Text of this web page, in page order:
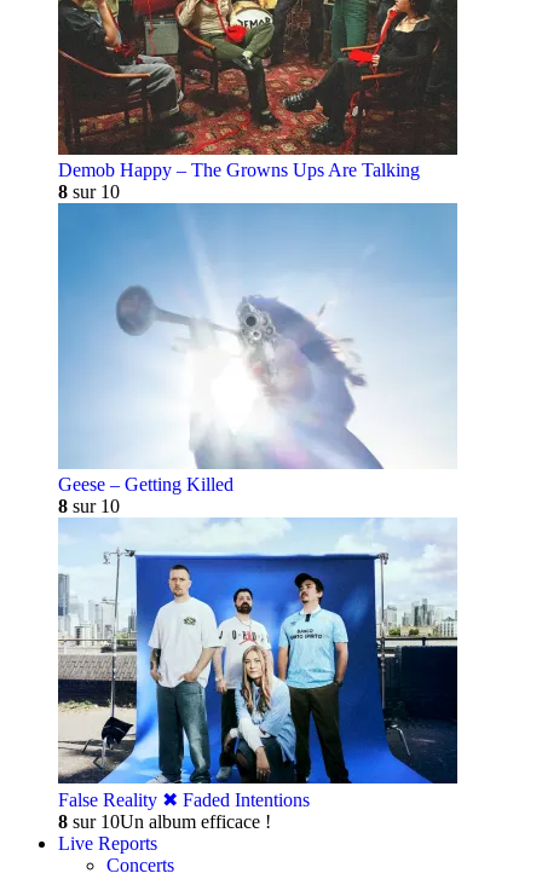
Demob Happy – The Growns Ups Are Talking
8 sur 10
Geese – Getting Killed
8 sur 10
False Reality ✖︎ Faded Intentions
8 sur 10Un album efficace !
Live Reports
Concerts